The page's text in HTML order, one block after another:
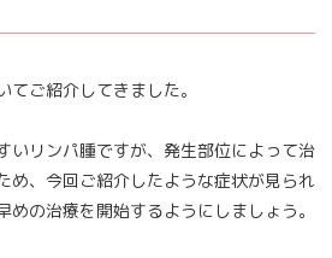
ご紹介してきました。
いリンパ腫ですが、発生部位によって治
め、今回ご紹介したような症状が見られ
めの治療を開始するようにしましょう。